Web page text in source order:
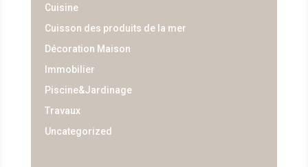
Cuisine
Cuisson des produits de la mer
Décoration Maison
Immobilier
Piscine&Jardinage
Travaux
Uncategorized